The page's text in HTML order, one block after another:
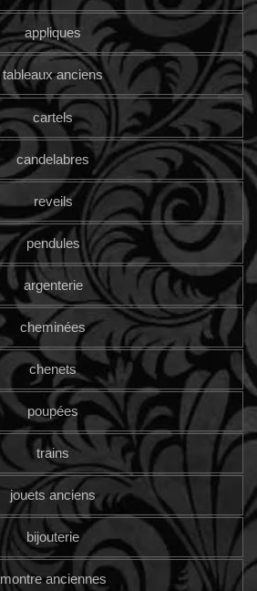
appliques
tableaux anciens
cartels
candelabres
reveils
pendules
argenterie
cheminées
chenets
poupées
trains
jouets anciens
bijouterie
montre anciennes